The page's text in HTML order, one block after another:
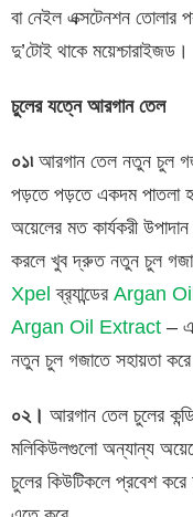
বা নেইল এক্সটেনশন
দু’টোই থাকে ময়েশ্চারাইজড।
চুলের যত্নে আরগান তেল
০১৷ আরগান তেল নতুন চুল
পড়তে পড়তে একদম পাতলা
অয়েলের মত কার্যকরী
করলে খুব দ্রুত নতুন চুল
Xpel ব্র‍্যান্ডের Argan
Argan Oil Extract –
নতুন চুল গজাতে সহায়তা
০২। আরগান তেল চুলের
মলিকিউলগুলো অন্যান্য
চুলের কিউটিকলে প্রবেশ